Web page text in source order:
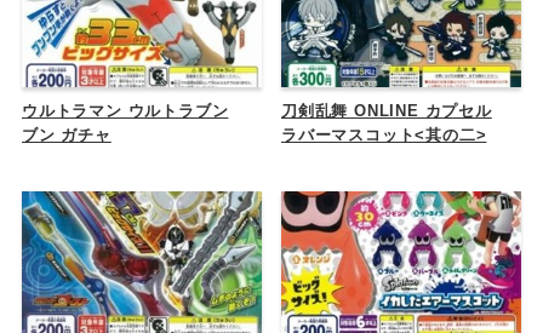
ウルトラマン ウルトラブン
ブン ガチャ
刀剣乱舞 ONLINE カプセル
ラバーマスコット<其の二>